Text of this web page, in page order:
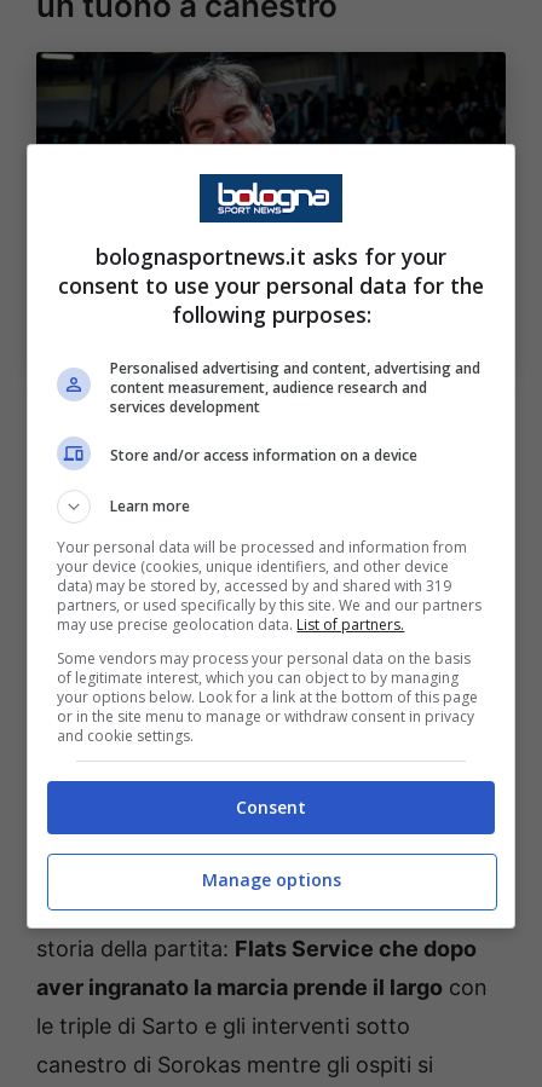
Vittoria Fortitudo, Sorokas è un tuono a canestro (Sito
Coach Caja inizia il match schierando un
quintetto molto difensivo, con Della Rosa e
Fantinelli insieme a partire dal palla a due.
Dopo qualche minuto di imprecisione nella
costruzione offensiva da parte di entrambe le
squadre,Alvise Sartotrasforma i mormorii
prima tripla della serata.La Effe apre le
danze, ma per tutta la partita resterà un ballo
in solitaria, con gli uomini di coach Rajola che
scivolano in un tunnel da cui non usciranno
più.
Il primo quarto racconta in soli 10 minuti la
storia della partita: Flats Service che dopo
aver ingranato la marcia prende il largo con
le triple di Sarto e gli interventi sotto
canestro di Sorokas mentre gli ospiti si
bolognasportnews.it asks for your
consent to use your personal data for the
following purposes:
Personalised advertising and content, advertising and
content measurement, audience research and
services development
Store and/or access information on a device
Learn more
Your personal data will be processed and information from
your device (cookies, unique identifiers, and other device
data) may be stored by, accessed by and shared with 319
partners, or used specifically by this site. We and our partners
may use precise geolocation data. List of partners.
Some vendors may process your personal data on the basis
of legitimate interest, which you can object to by managing
your options below. Look for a link at the bottom of this page
or in the site menu to manage or withdraw consent in privacy
and cookie settings.
Consent
Manage options